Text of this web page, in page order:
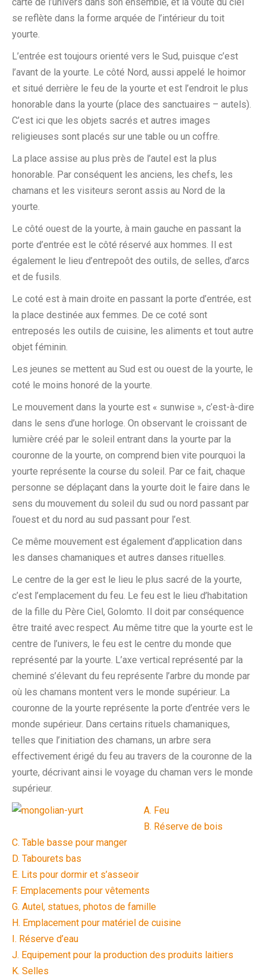
se reflète dans la forme arquée de l’intérieur du toit
yourte.
L’entrée est toujours orienté vers le Sud, puisque c’est
l’avant de la yourte. Le côté Nord, aussi appelé le hoimor
et situé derrière le feu de la yourte et est l’endroit le plus
honorable dans la yourte (place des sanctuaires – autels).
C’est ici que les objets sacrés et autres images
religieuses sont placés sur une table ou un coffre.
La place assise au plus près de l’autel est la plus
honorable. Par conséquent les anciens, les chefs, les
chamans et les visiteurs seront assis au Nord de la
yourte.
Le côté ouest de la yourte, à main gauche en passant la
porte d’entrée est le côté réservé aux hommes. Il est
également le lieu d’entrepoôt des outils, de selles, d’arcs
et de fusils.
Le coté est à main droite en passant la porte d’entrée, est
la place destinée aux femmes. De ce coté sont
entreposés les outils de cuisine, les aliments et tout autre
objet féminin.
Les jeunes se mettent au Sud est ou ouest de la yourte, le
coté le moins honoré de la yourte.
Le mouvement dans la yourte est « sunwise », c’est-à-dire
dans le sens d’une horloge. On observant le croissant de
lumière créé par le soleil entrant dans la yourte par la
couronne de la yourte, on comprend bien vite pourquoi la
yourte représente la course du soleil. Par ce fait, chaque
personne se déplaçant dans la yourte doit le faire dans le
sens du mouvement du soleil du sud ou nord passant par
l’ouest et du nord au sud passant pour l’est.
Ce même mouvement est également d’application dans
les danses chamaniques et autres danses rituelles.
Le centre de la ger est le lieu le plus sacré de la yourte,
c’est l’emplacement du feu. Le feu est le lieu d’habitation
de la fille du Père Ciel, Golomto. Il doit par conséquence
être traité avec respect. Au même titre que la yourte est le
centre de l’univers, le feu est le centre du monde que
représenté par la yourte. L’axe vertical représenté par la
cheminé s’élevant du feu représente l’arbre du monde par
où les chamans montent vers le monde supérieur. La
couronne de la yourte représente la porte d’entrée vers le
monde supérieur. Dans certains rituels chamaniques,
telles que l’initiation des chamans, un arbre sera
effectivement érigé du feu au travers de la couronne de la
yourte, décrivant ainsi le voyage du chaman vers le monde
supérieur.
A. Feu
B. Réserve de bois
C. Table basse pour manger
D. Tabourets bas
E. Lits pour dormir et s’asseoir
F. Emplacements pour vêtements
G. Autel, statues, photos de famille
H. Emplacement pour matériel de cuisine
I. Réserve d’eau
J. Equipement pour la production des produits laitiers
K. Selles